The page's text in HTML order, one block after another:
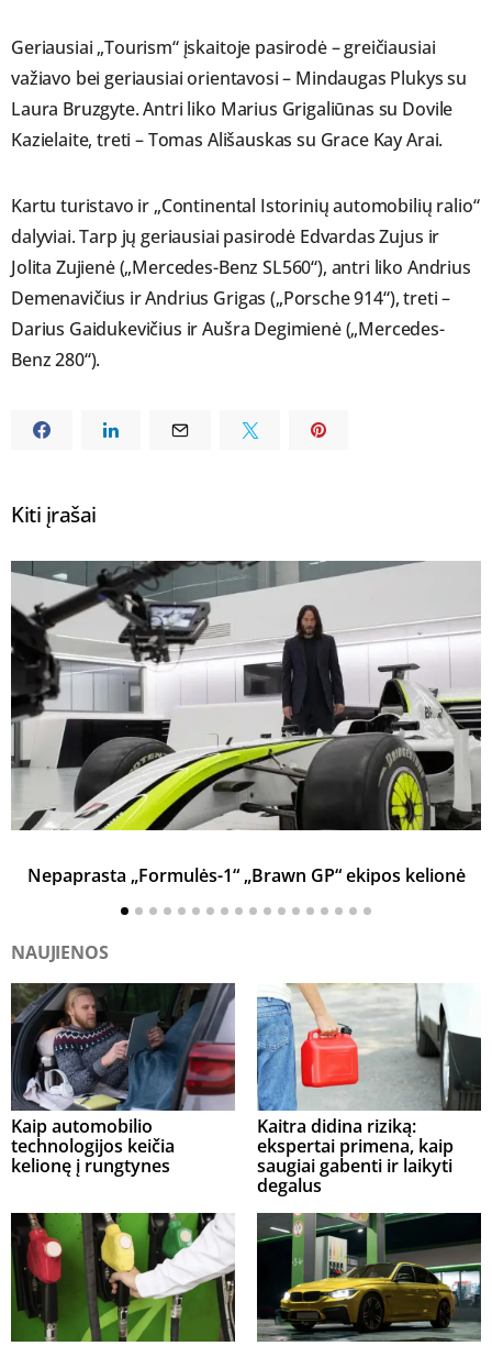
Geriausiai „Tourism“ įskaitoje pasirodė – greičiausiai
važiavo bei geriausiai orientavosi – Mindaugas Plukys su
Laura Bruzgyte. Antri liko Marius Grigaliūnas su Dovile
Kazielaite, treti – Tomas Ališauskas su Grace Kay Arai.
Kartu turistavo ir „Continental Istorinių automobilių ralio“
dalyviai. Tarp jų geriausiai pasirodė Edvardas Zujus ir
Jolita Zujienė („Mercedes-Benz SL560“), antri liko Andrius
Demenavičius ir Andrius Grigas („Porsche 914“), treti –
Darius Gaidukevičius ir Aušra Degimienė („Mercedes-
Benz 280“).
Kiti įrašai
Nepaprasta „Formulės-1“ „Brawn GP“ ekipos kelionė
NAUJIENOS
Kaip automobilio
technologijos keičia
kelionę į rungtynes
Kaitra didina riziką:
ekspertai primena, kaip
saugiai gabenti ir laikyti
degalus